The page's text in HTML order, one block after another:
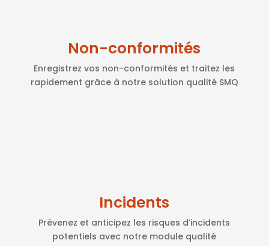
Non-conformités
Enregistrez vos non-conformités et traitez les
rapidement grâce à notre solution qualité SMQ
Incidents
Prévenez et anticipez les risques d’incidents
potentiels avec notre module qualité